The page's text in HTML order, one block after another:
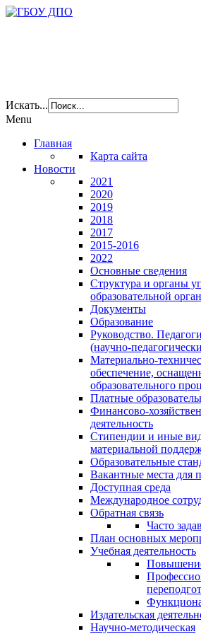
Искать...
Menu
Главная
Карта сайта
Новости
2021
2020
2019
2018
2017
2015-2016
2022
Основные сведения
Структура и органы
образовательной
Документы
Образование
Руководство.
(научно-
Материально-
обеспечение,
образовательного
Платные
Финансово-
деятельность
Стипендии и иные
материальной
Образовательные
Вакантные места для
Доступная среда
Международное
Обратная связь
Часто
План основных
Учебная деятельность
Издательская
Научно-методическая